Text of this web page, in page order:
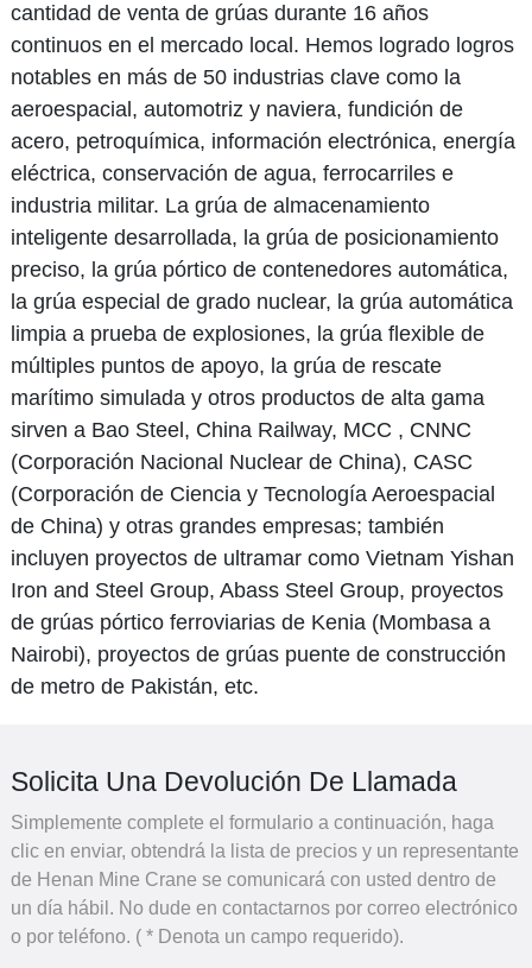
cantidad de venta de grúas durante 16 años
continuos en el mercado local. Hemos logrado logros
notables en más de 50 industrias clave como la
aeroespacial, automotriz y naviera, fundición de
acero, petroquímica, información electrónica, energía
eléctrica, conservación de agua, ferrocarriles e
industria militar. La grúa de almacenamiento
inteligente desarrollada, la grúa de posicionamiento
preciso, la grúa pórtico de contenedores automática,
la grúa especial de grado nuclear, la grúa automática
limpia a prueba de explosiones, la grúa flexible de
múltiples puntos de apoyo, la grúa de rescate
marítimo simulada y otros productos de alta gama
sirven a Bao Steel, China Railway, MCC , CNNC
(Corporación Nacional Nuclear de China), CASC
(Corporación de Ciencia y Tecnología Aeroespacial
de China) y otras grandes empresas; también
incluyen proyectos de ultramar como Vietnam Yishan
Iron and Steel Group, Abass Steel Group, proyectos
de grúas pórtico ferroviarias de Kenia (Mombasa a
Nairobi), proyectos de grúas puente de construcción
de metro de Pakistán, etc.
Solicita Una Devolución De Llamada
Simplemente complete el formulario a continuación, haga
clic en enviar, obtendrá la lista de precios y un representante
de Henan Mine Crane se comunicará con usted dentro de
un día hábil. No dude en contactarnos por correo electrónico
o por teléfono. ( * Denota un campo requerido).